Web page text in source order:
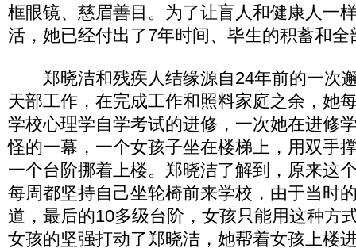
框眼镜、慈眉善目。为了让盲人和健康人一
活，她已经付出了7年时间、毕生的积蓄和全
郑晓洁和残疾人结缘源自24年前的一次
天部工作，在完成工作和照料家庭之余，她
学校心理学自学考试的进修，一次她在进修
怪的一幕，一个女孩子坐在楼梯上，用双手
一个台阶挪着上楼。郑晓洁了解到，原来这
每周都坚持自己坐轮椅前来学校，由于当时
道，最后的10多级台阶，女孩只能用这种方
女孩的坚强打动了郑晓洁，她帮着女孩上楼